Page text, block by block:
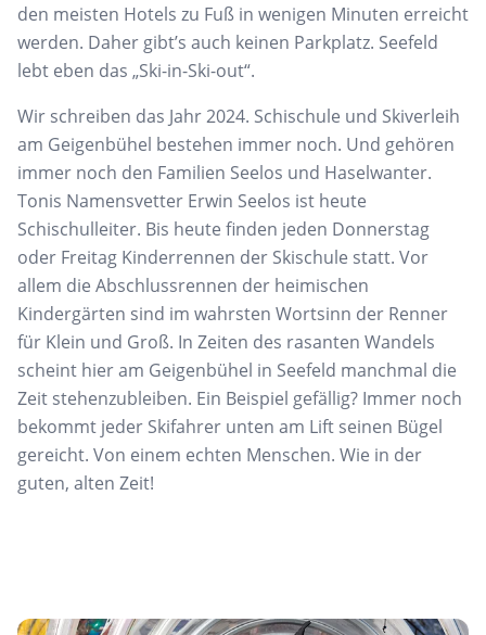
den meisten Hotels zu Fuß in wenigen Minuten erreicht
werden. Daher gibt’s auch keinen Parkplatz. Seefeld
lebt eben das „Ski-in-Ski-out“.
Wir schreiben das Jahr 2024. Schischule und Skiverleih
am Geigenbühel bestehen immer noch. Und gehören
immer noch den Familien Seelos und Haselwanter.
Tonis Namensvetter Erwin Seelos ist heute
Schischulleiter. Bis heute finden jeden Donnerstag
oder Freitag Kinderrennen der Skischule statt. Vor
allem die Abschlussrennen der heimischen
Kindergärten sind im wahrsten Wortsinn der Renner
für Klein und Groß. In Zeiten des rasanten Wandels
scheint hier am Geigenbühel in Seefeld manchmal die
Zeit stehenzubleiben. Ein Beispiel gefällig? Immer noch
bekommt jeder Skifahrer unten am Lift seinen Bügel
gereicht. Von einem echten Menschen. Wie in der
guten, alten Zeit!